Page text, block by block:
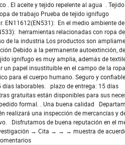
El aceite y tejido repelente al agua .
de trabajo Prueba de tejido ignífugo
EN11612(EN531): En el medio ambiente
herramientas relacionadas con ropa de
de la industria Los productos son
Debido a la permanente autoextinción, de
ignífugo es muy amplia, además de
un papel insustituible en el campo de la
para el cuerpo humano. Seguro y
días laborables. plazo de entrega: 15 días
gratuitas están disponibles para sus
formal. . Una buena calidad
realizará una inspección de mercancías y
Disfrutamos de buena reputación en el
→ Cita → → → muestra de